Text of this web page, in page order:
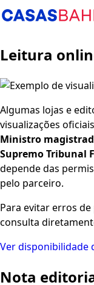
Leitura
Algumas lojas e
visualizações
Ministro
Supremo Tribunal
depende das
pelo parceiro.
Para evitar erros
consulta
Ver disponibilidade
Nota